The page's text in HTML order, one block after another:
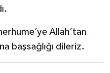
Allah’tan
başsağlığı dileriz.